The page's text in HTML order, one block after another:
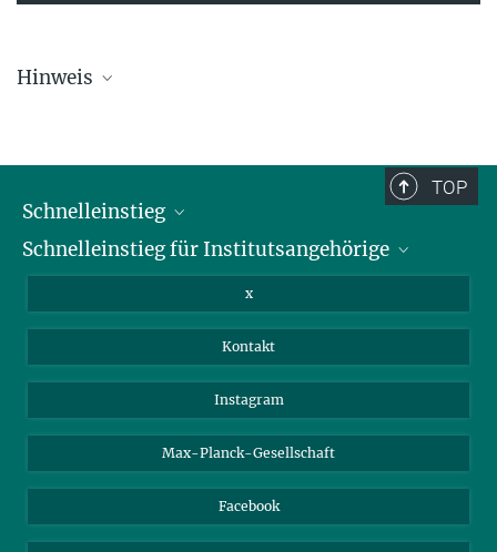
Hinweis
TOP
Schnelleinstieg
Bibliothek
Schnelleinstieg für Institutsangehörige
Nextcloud
x
Kontakt
Instagram
Max-Planck-Gesellschaft
Facebook